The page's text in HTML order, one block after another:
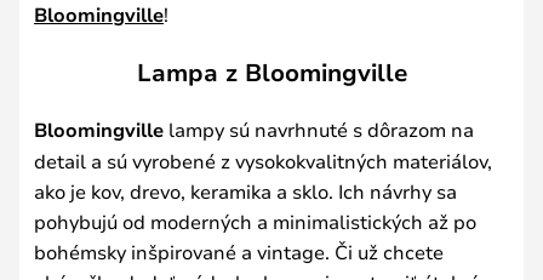
Bloomingville!
Lampa z Bloomingville
Bloomingville lampy sú navrhnuté s dôrazom na
detail a sú vyrobené z vysokokvalitných materiálov,
ako je kov, drevo, keramika a sklo. Ich návrhy sa
pohybujú od moderných a minimalistických až po
bohémsky inšpirované a vintage. Či už chcete